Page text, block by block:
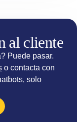
al cliente
Puede pasar.
o contacta con
solo